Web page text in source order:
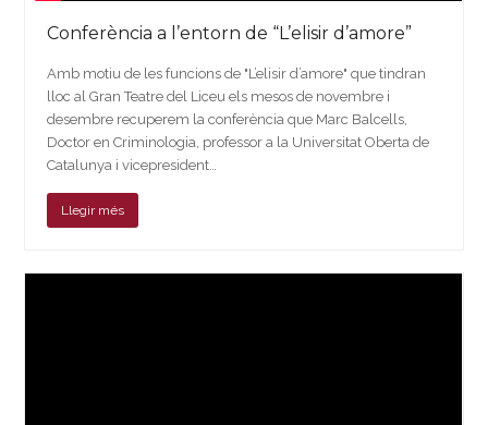
Conferència a l’entorn de “L’elisir d’amore”
Amb motiu de les funcions de "L’elisir d’amore" que tindran
lloc al Gran Teatre del Liceu els mesos de novembre i
desembre recuperem la conferència que Marc Balcells,
Doctor en Criminologia, professor a la Universitat Oberta de
Catalunya i vicepresident…
Llegir més